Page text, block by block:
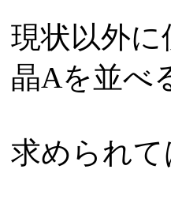
現状以外
晶Aを並べ
求められ